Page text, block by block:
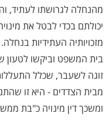
מהנחלה לגרושתו לעתיד,
יכולתם בכדי לבטל את
מזכויותיה העתידיות
בית המשפט וביקשו לטעון
זוגה לשעבר, שכלל
מבית הצדדים - היא זו
ומשכך דין מינויה כ"בת